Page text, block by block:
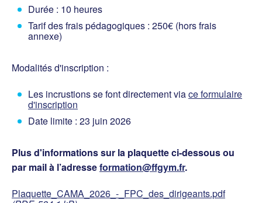
Durée : 10 heures
Tarif des frais pédagogiques : 250€ (hors frais
annexe)
Modalités d'inscription :
Les incrustions se font directement viace formulaire
d'inscription
Date limite : 23 juin 2026
Plus d'informations sur la plaquette ci-dessous ou
par mail à l’adresseformation@ffgym.fr.
Plaquette_CAMA_2026_-_FPC_des_dirigeants.pdf